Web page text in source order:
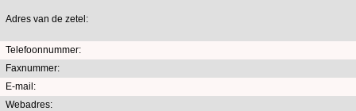
Adres van de zetel:
Telefoonnummer:
Faxnummer:
E-mail:
Webadres: